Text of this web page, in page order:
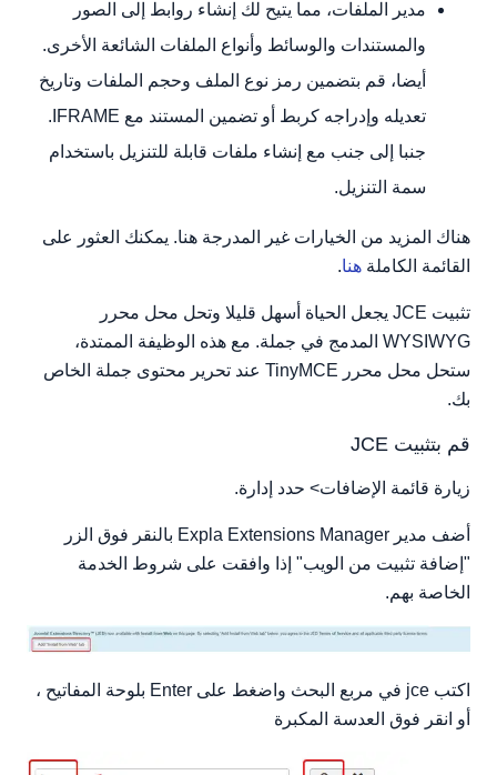
مدير الملفات، مما يتيح لك إنشاء روابط إلى الصور
والمستندات والوسائط وأنواع الملفات الشائعة الأخرى.
أيضا، قم بتضمين رمز نوع الملف وحجم الملفات وتاريخ
تعديله وإدراجه كربط أو تضمين المستند مع IFRAME.
جنبا إلى جنب مع إنشاء ملفات قابلة للتنزيل باستخدام
سمة التنزيل.
هناك المزيد من الخيارات غير المدرجة هنا. يمكنك العثور على
القائمة الكاملة هنا.
تثبيت JCE يجعل الحياة أسهل قليلا وتحل محل محرر
WYSIWYG المدمج في جملة. مع هذه الوظيفة الممتدة،
ستحل محل محرر TinyMCE عند تحرير محتوى جملة الخاص
بك.
قم بتثبيت JCE
زيارة قائمة الإضافات> حدد إدارة.
أضف مدير Expla Extensions Manager بالنقر فوق الزر
"إضافة تثبيت من الويب" إذا وافقت على شروط الخدمة
الخاصة بهم.
اكتب jce في مربع البحث واضغط على Enter بلوحة المفاتيح ،
أو انقر فوق العدسة المكبرة